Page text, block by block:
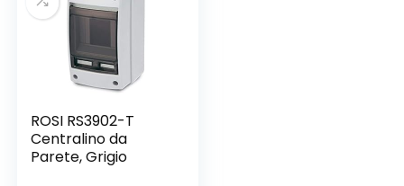
ROSI RS3902-T
Centralino da
Parete, Grigio